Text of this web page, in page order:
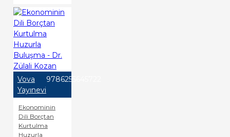
Vova
Yayınevi
9786255645722
Ekonominin
Dili Borçtan
Kurtulma
Huzurla